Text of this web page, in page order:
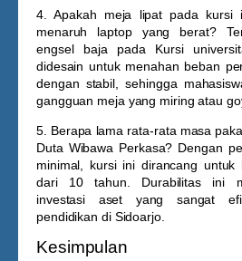
4. Apakah meja lipat pada kursi
menaruh laptop yang berat?
engsel baja pada Kursi
didesain untuk menahan beban
dengan stabil, sehingga
gangguan meja yang miring atau
5. Berapa lama rata-rata masa
Duta Wibawa Perkasa? Dengan
minimal, kursi ini dirancang untuk
dari 10 tahun. Durabilitas ini
investasi aset yang sangat
pendidikan di Sidoarjo.
Kesimpulan